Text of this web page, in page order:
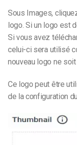
Sous Images,
logo. Si un logo est
Si vous avez
celui-ci sera utilisé
nouveau logo ne
Ce logo peut être
de la configuration